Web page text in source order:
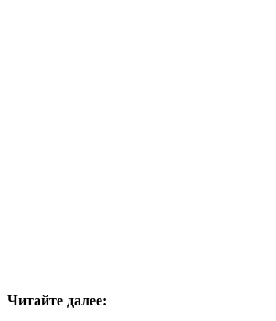
Читайте далее: